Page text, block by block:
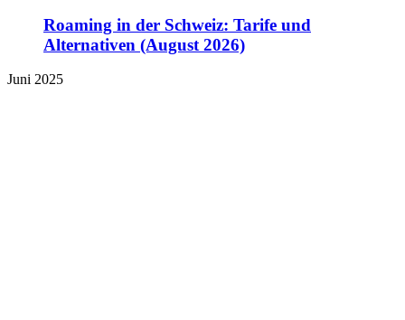
Roaming in der Schweiz: Tarife und
Alternativen (August 2026)
Juni 2025